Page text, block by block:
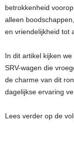
betrokkenheid
alleen
en vriendelijkheid tot
In dit artikel kijken
SRV-wagen die
de charme van dit
dagelijkse ervaring
Lees verder op de